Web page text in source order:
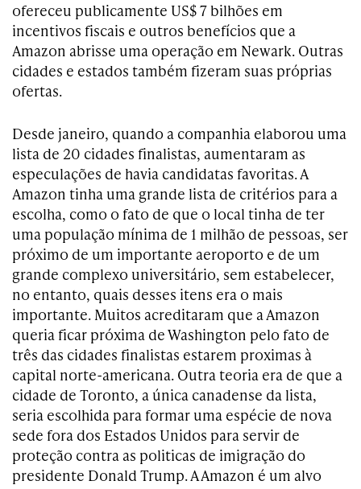
ofereceu publicamente US$ 7 bilhões em
incentivos fiscais e outros benefícios que a
Amazon abrisse uma operação em Newark. Outras
cidades e estados também fizeram suas próprias
ofertas.
Desde janeiro, quando a companhia elaborou uma
lista de 20 cidades finalistas, aumentaram as
especulações de havia candidatas favoritas. A
Amazon tinha uma grande lista de critérios para a
escolha, como o fato de que o local tinha de ter
uma população mínima de 1 milhão de pessoas, ser
próximo de um importante aeroporto e de um
grande complexo universitário, sem estabelecer,
no entanto, quais desses itens era o mais
importante. Muitos acreditaram que a Amazon
queria ficar próxima de Washington pelo fato de
três das cidades finalistas estarem proximas à
capital norte-americana. Outra teoria era de que a
cidade de Toronto, a única canadense da lista,
seria escolhida para formar uma espécie de nova
sede fora dos Estados Unidos para servir de
proteção contra as politicas de imigração do
presidente Donald Trump. A Amazon é um alvo